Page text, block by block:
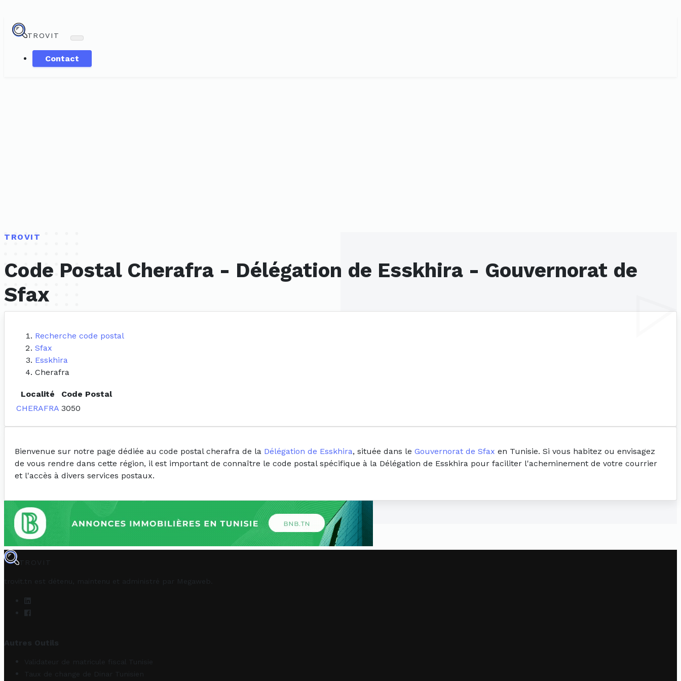
TROVIT
Contact
TROVIT
Code Postal Cherafra - Délégation de Esskhira - Gouvernorat de
Sfax
Recherche code postal
Sfax
Esskhira
Cherafra
Localité
Code Postal
CHERAFRA 3050
Bienvenue sur notre page dédiée au code postal cherafra de la Délégation de Esskhira, située dans le Gouvernorat de Sfax en Tunisie. Si vous habitez ou envisagez
de vous rendre dans cette région, il est important de connaître le code postal spécifique à la Délégation de Esskhira pour faciliter l'acheminement de votre courrier
et l'accès à divers services postaux.
TROVIT
trovit.tn est détenu, maintenu et administré par Megaweb
Autres Outils
Validateur de matricule fiscal Tunisie
Taux de change de Dinar Tunisien